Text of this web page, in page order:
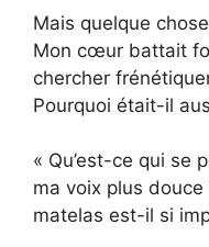
Mais quelque
Mon cœur battait
chercher
Pourquoi était-il
« Qu’est-ce qui se
ma voix plus
matelas est-il si